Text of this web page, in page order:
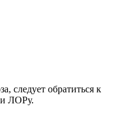
следует обратиться к
ЛОРу.